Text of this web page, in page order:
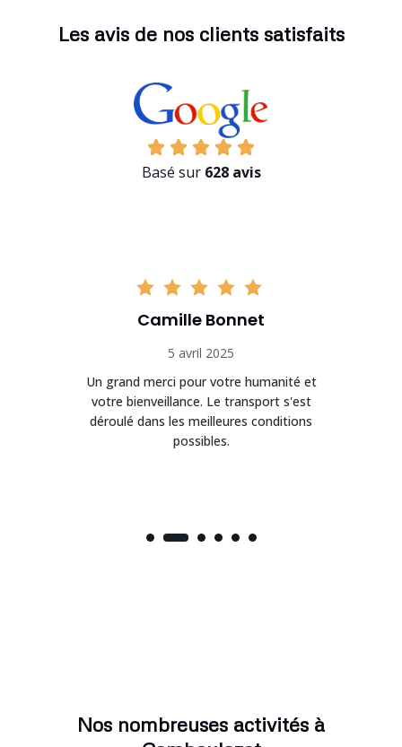
Les avis de nos clients satisfaits
Basé sur 628 avis
Camille Bonnet
5 avril 2025
Un grand merci pour votre humanité et
votre bienveillance. Le transport s'est
déroulé dans les meilleures conditions
possibles.
Nos nombreuses activités à